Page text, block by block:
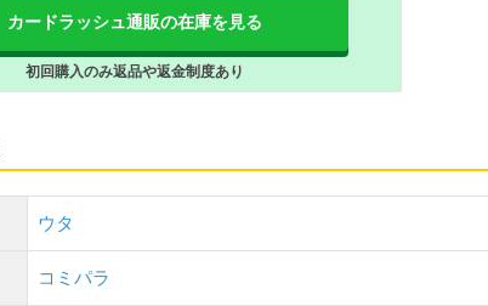
カードラッシュ通販の在庫を見る
初回購入のみ返品や返金制度あり
ウタ
コミパラ